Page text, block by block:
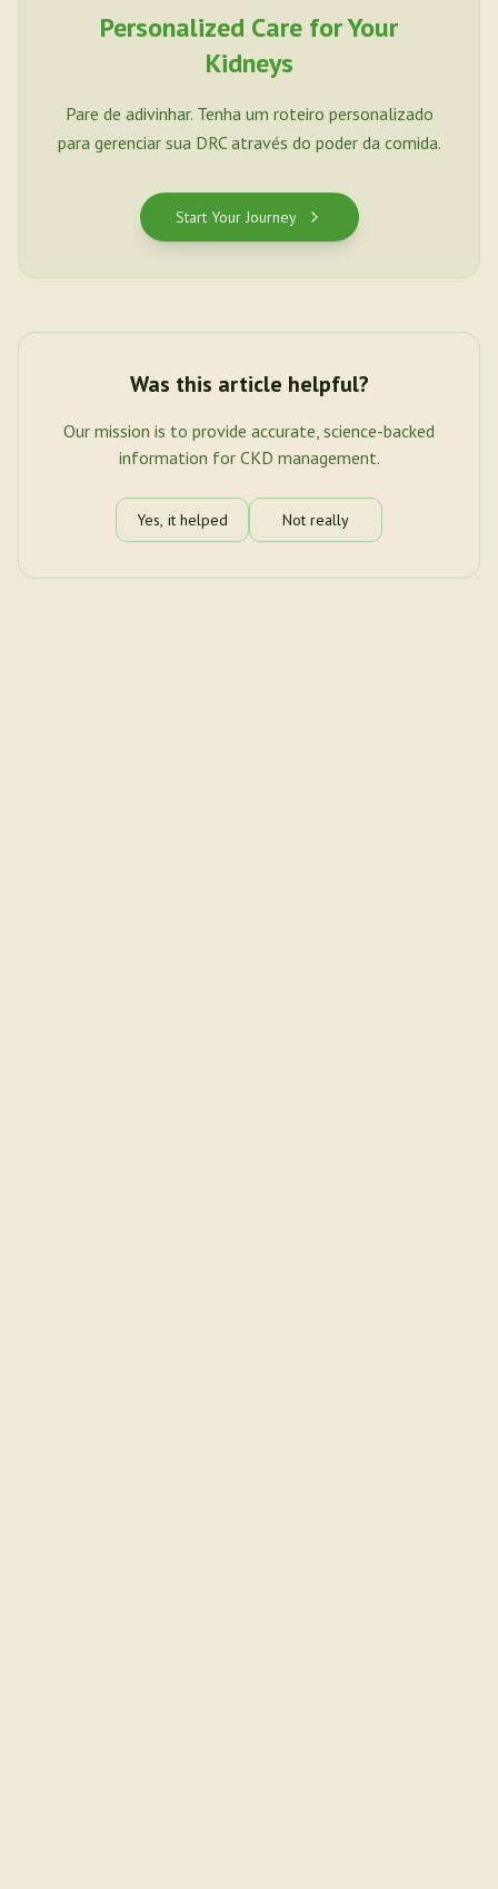
Personalized Care for Your
Kidneys
Pare de adivinhar. Tenha um roteiro personalizado
para gerenciar sua DRC através do poder da comida.
Start Your Journey
Was this article helpful?
Our mission is to provide accurate, science-backed
information for CKD management.
Yes, it helped Not really